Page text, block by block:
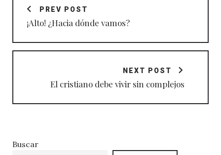
entradasPREV POST
¡Alto! ¿Hacia dónde vamos?
NEXT POST
El cristiano debe vivir sin complejos
Buscar